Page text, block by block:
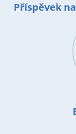
Příspěvek